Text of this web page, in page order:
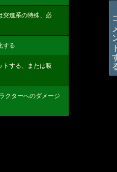
突進系の特殊、必
する
トする、または吸
クターへのダメージ
コ